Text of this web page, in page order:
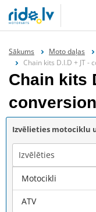
Sākums Moto daļas
Chain kits D.I.D + JT -
Chain kits
conversion
Izvēlieties motociklu
Izvēlēties
Marka
Motocikli
ATV